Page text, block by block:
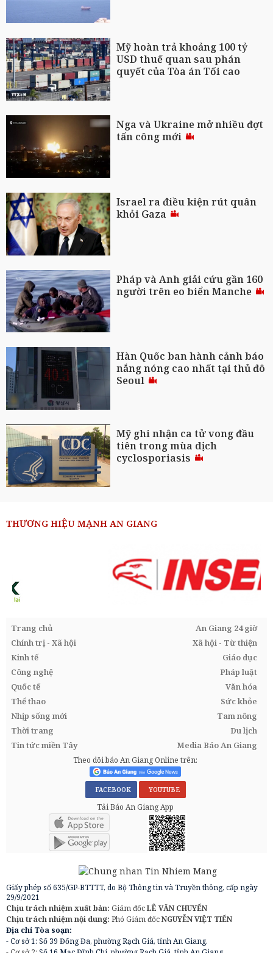
Mỹ hoàn trả khoảng 100 tỷ
USD thuế quan sau phán
quyết của Tòa án Tối cao
Nga và Ukraine mở nhiều đợt
tấn công mới
Israel ra điều kiện rút quân
khỏi Gaza
Pháp và Anh giải cứu gần 160
người trên eo biển Manche
Hàn Quốc ban hành cảnh báo
nắng nóng cao nhất tại thủ đô
Seoul
Mỹ ghi nhận ca tử vong đầu
tiên trong mùa dịch
cyclosporiasis
THƯƠNG HIỆU MẠNH AN GIANG
Trang chủ
An Giang 24 giờ
Chính trị - Xã hội
Xã hội - Từ thiện
Kinh tế
Giáo dục
Công nghệ
Pháp luật
Quốc tế
Văn hóa
Thể thao
Sức khỏe
Nhịp sống mới
Tam nông
Thời trang
Du lịch
Tin tức miền Tây
Media Báo An Giang
Theo dõi báo An Giang Online trên:
FACEBOOK YOUTUBE
Tải Báo An Giang App
Giấy phép số 635/GP-BTTTT, do Bộ Thông tin và Truyền thông, cấp ngày
29/9/2021
Chịu trách nhiệm xuất bản: Giám đốcLÊ VĂN CHUYỂN
Chịu trách nhiệm nội dung: Phó Giám đốcNGUYỄN VIỆT TIẾN
Địa chỉ Tòa soạn:
- Cơ sở 1: Số 39 Đống Đa, phường Rạch Giá, tỉnh An Giang.